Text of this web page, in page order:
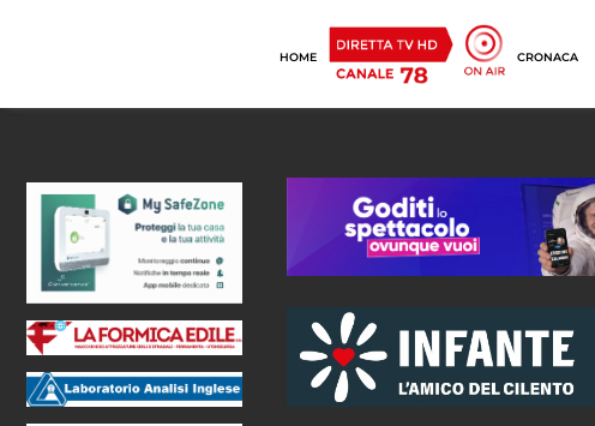
HOME CRONACA